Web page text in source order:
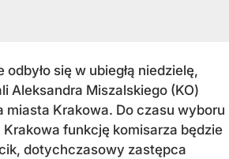
się w ubiegłą niedzielę,
Aleksandra Miszalskiego (KO)
miasta Krakowa. Do czasu wyboru
funkcję komisarza będzie
dotychczasowy zastępca